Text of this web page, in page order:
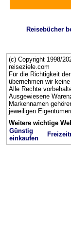
Reisebücher
(c) Copyright 1998/
reiseziele.com
Für die Richtigkeit
übernehmen wir
Alle Rechte
Ausgewiesene
Markennamen
jeweiligen
Weitere wichtige
Günstig
einkaufen